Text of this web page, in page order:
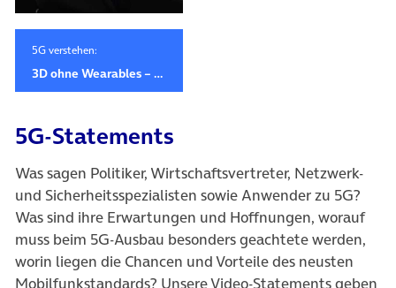
5G verstehen:
3D ohne Wearables – dieses Start-up macht es möglich
5G-Statements
Was sagen Politiker, Wirtschaftsvertreter, Netzwerk-
und Sicherheitsspezialisten sowie Anwender zu 5G?
Was sind ihre Erwartungen und Hoffnungen, worauf
muss beim 5G-Ausbau besonders geachtete werden,
worin liegen die Chancen und Vorteile des neusten